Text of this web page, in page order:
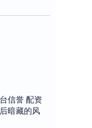
信誉 配资
暗藏的风